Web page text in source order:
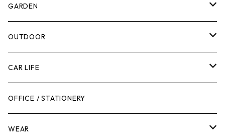
計測機器
腰袋・ツールホルスター
工具箱
作業台
脚立
5ガロンバケツ
キッチン
日用品
ボディケア
GARDEN
剪定ばさみ
ガーデンツール
ガーデンチェア
キャビネット・ツールハンガー
OUTDOOR
スツール
バンジーバンド
ストレージボックス
CAR LIFE
メンテナンスグッズ
車内グッズ
OFFICE / STATIONERY
WEAR